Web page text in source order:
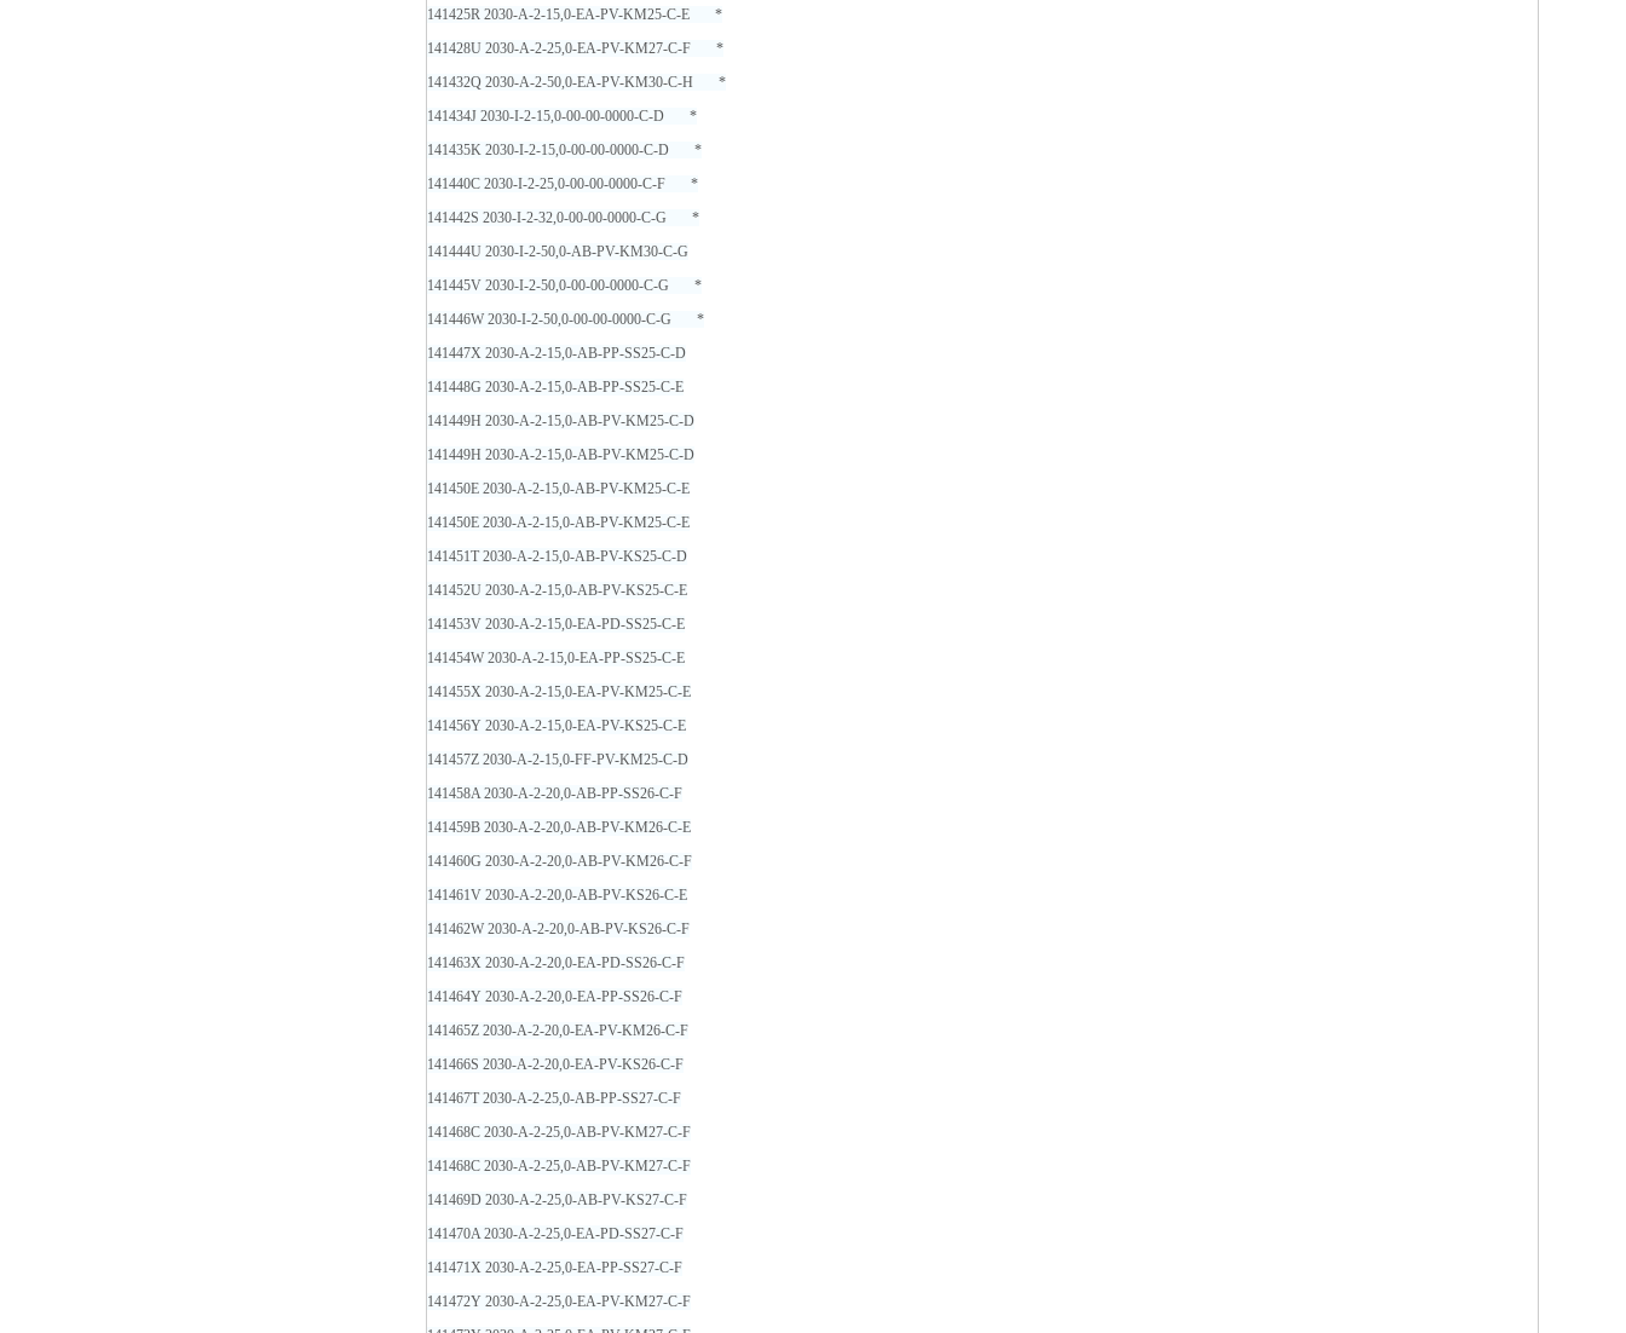
141425R 2030-A-2-15,0-EA-PV-KM25-C-E *
141428U 2030-A-2-25,0-EA-PV-KM27-C-F *
141432Q 2030-A-2-50,0-EA-PV-KM30-C-H *
141434J 2030-I-2-15,0-00-00-0000-C-D *
141435K 2030-I-2-15,0-00-00-0000-C-D *
141440C 2030-I-2-25,0-00-00-0000-C-F *
141442S 2030-I-2-32,0-00-00-0000-C-G *
141444U 2030-I-2-50,0-AB-PV-KM30-C-G
141445V 2030-I-2-50,0-00-00-0000-C-G *
141446W 2030-I-2-50,0-00-00-0000-C-G *
141447X 2030-A-2-15,0-AB-PP-SS25-C-D
141448G 2030-A-2-15,0-AB-PP-SS25-C-E
141449H 2030-A-2-15,0-AB-PV-KM25-C-D
141449H 2030-A-2-15,0-AB-PV-KM25-C-D
141450E 2030-A-2-15,0-AB-PV-KM25-C-E
141450E 2030-A-2-15,0-AB-PV-KM25-C-E
141451T 2030-A-2-15,0-AB-PV-KS25-C-D
141452U 2030-A-2-15,0-AB-PV-KS25-C-E
141453V 2030-A-2-15,0-EA-PD-SS25-C-E
141454W 2030-A-2-15,0-EA-PP-SS25-C-E
141455X 2030-A-2-15,0-EA-PV-KM25-C-E
141456Y 2030-A-2-15,0-EA-PV-KS25-C-E
141457Z 2030-A-2-15,0-FF-PV-KM25-C-D
141458A 2030-A-2-20,0-AB-PP-SS26-C-F
141459B 2030-A-2-20,0-AB-PV-KM26-C-E
141460G 2030-A-2-20,0-AB-PV-KM26-C-F
141461V 2030-A-2-20,0-AB-PV-KS26-C-E
141462W 2030-A-2-20,0-AB-PV-KS26-C-F
141463X 2030-A-2-20,0-EA-PD-SS26-C-F
141464Y 2030-A-2-20,0-EA-PP-SS26-C-F
141465Z 2030-A-2-20,0-EA-PV-KM26-C-F
141466S 2030-A-2-20,0-EA-PV-KS26-C-F
141467T 2030-A-2-25,0-AB-PP-SS27-C-F
141468C 2030-A-2-25,0-AB-PV-KM27-C-F
141468C 2030-A-2-25,0-AB-PV-KM27-C-F
141469D 2030-A-2-25,0-AB-PV-KS27-C-F
141470A 2030-A-2-25,0-EA-PD-SS27-C-F
141471X 2030-A-2-25,0-EA-PP-SS27-C-F
141472Y 2030-A-2-25,0-EA-PV-KM27-C-F